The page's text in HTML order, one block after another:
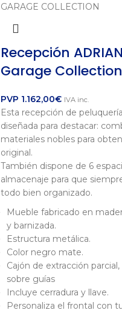
Recepción ADRIAN
Garage Collection
PVP 1.162,00€ IVA inc.
Esta recepción de
diseñada para destacar:
materiales nobles para
original.
También dispone de 6
almacenaje para que
todo bien organizado.
Mueble fabricado en
y barnizada.
Estructura metálica.
Color negro mate.
Cajón de extracción
sobre guías
Incluye cerradura y llave.
Personaliza el frontal con